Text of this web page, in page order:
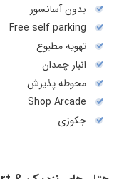
بدون آسانسور
Free self parking
تهويه مطبوع
انبار چمدان
محوطه پذیرش
Shop Arcade
جکوزی